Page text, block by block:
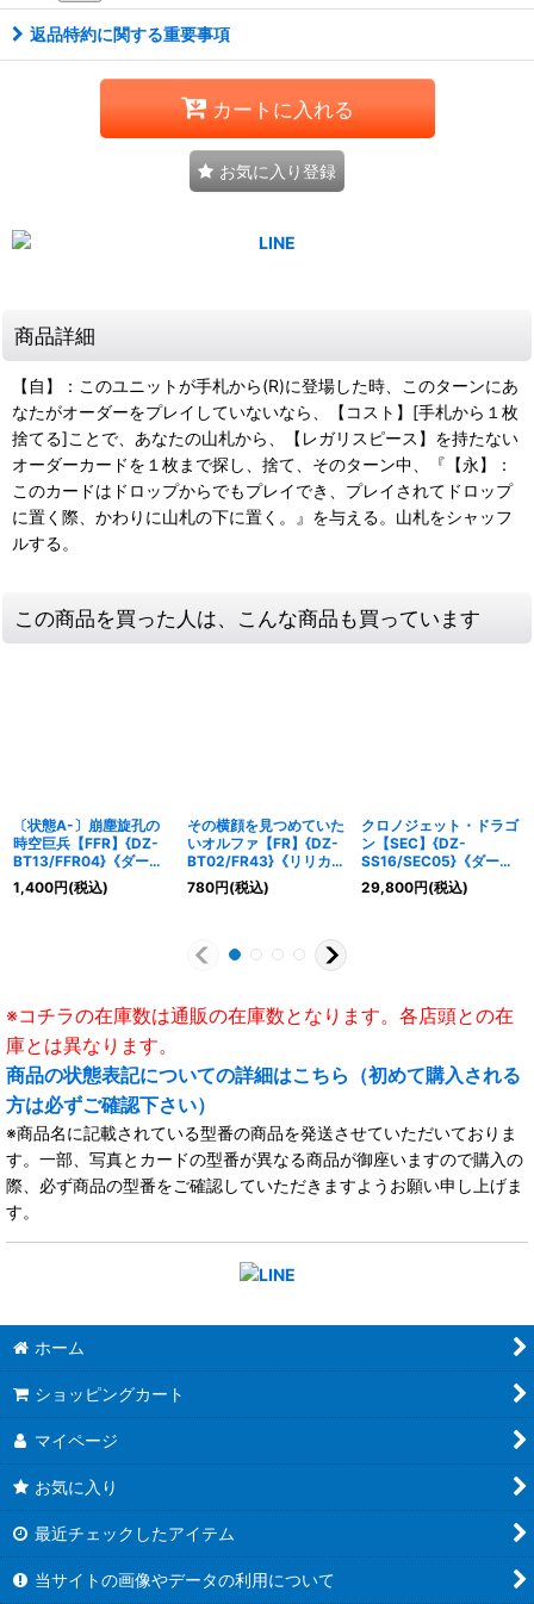
返品特約に関する重要事項
カートに入れる
お気に入り登録
商品詳細
【自】：このユニットが手札から(R)に登場した時、このターンにあ
なたがオーダーをプレイしていないなら、【コスト】[手札から１枚
捨てる]ことで、あなたの山札から、【レガリスピース】を持たない
オーダーカードを１枚まで探し、捨て、そのターン中、『【永】：
このカードはドロップからでもプレイでき、プレイされてドロップ
に置く際、かわりに山札の下に置く。』を与える。山札をシャッフ
ルする。
この商品を買った人は、こんな商品も買っています
〔状態A-〕崩塵旋孔の
時空巨兵【FFR】{DZ-
BT13/FFR04}《ダーク
ステイツ》
1,400円(税込)
その横顔を見つめていた
いオルファ【FR】{DZ-
BT02/FR43}《リリカル
モナステリオ》
780円(税込)
クロノジェット・ドラゴ
ン【SEC】{DZ-
SS16/SEC05}《ダーク
ステイツ》
29,800円(税込)
※コチラの在庫数は通販の在庫数となります。各店頭との在
庫とは異なります。
商品の状態表記についての詳細はこちら（初めて購入される
方は必ずご確認下さい）
※商品名に記載されている型番の商品を発送させていただいておりま
す。一部、写真とカードの型番が異なる商品が御座いますので購入の
際、必ず商品の型番をご確認していただきますようお願い申し上げま
す。
ホーム
ショッピングカート
マイページ
お気に入り
最近チェックしたアイテム
当サイトの画像やデータの利用について